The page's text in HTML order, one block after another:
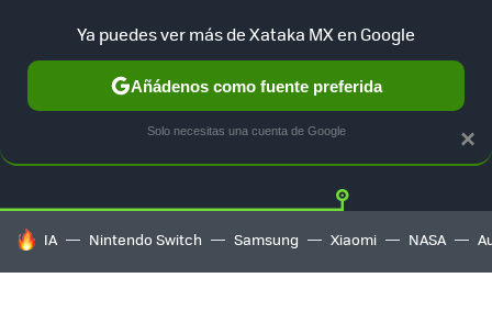
TESLA UBER AUTO ELECTRICO Twitter
HOY SE HABLA DE
IA Nintendo Switch Samsung Xiaomi NASA
×
Ya puedes ver más de Xataka MX en Google
Añádenos como fuente preferida
Solo necesitas una cuenta de Google